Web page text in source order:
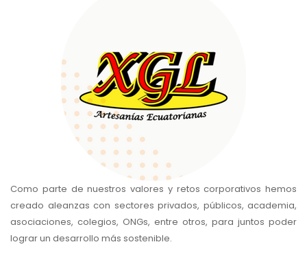
Como parte de nuestros valores y retos corporativos hemos
creado aleanzas con sectores privados, públicos, academia,
asociaciones, colegios, ONGs, entre otros, para juntos poder
lograr un desarrollo más sostenible.